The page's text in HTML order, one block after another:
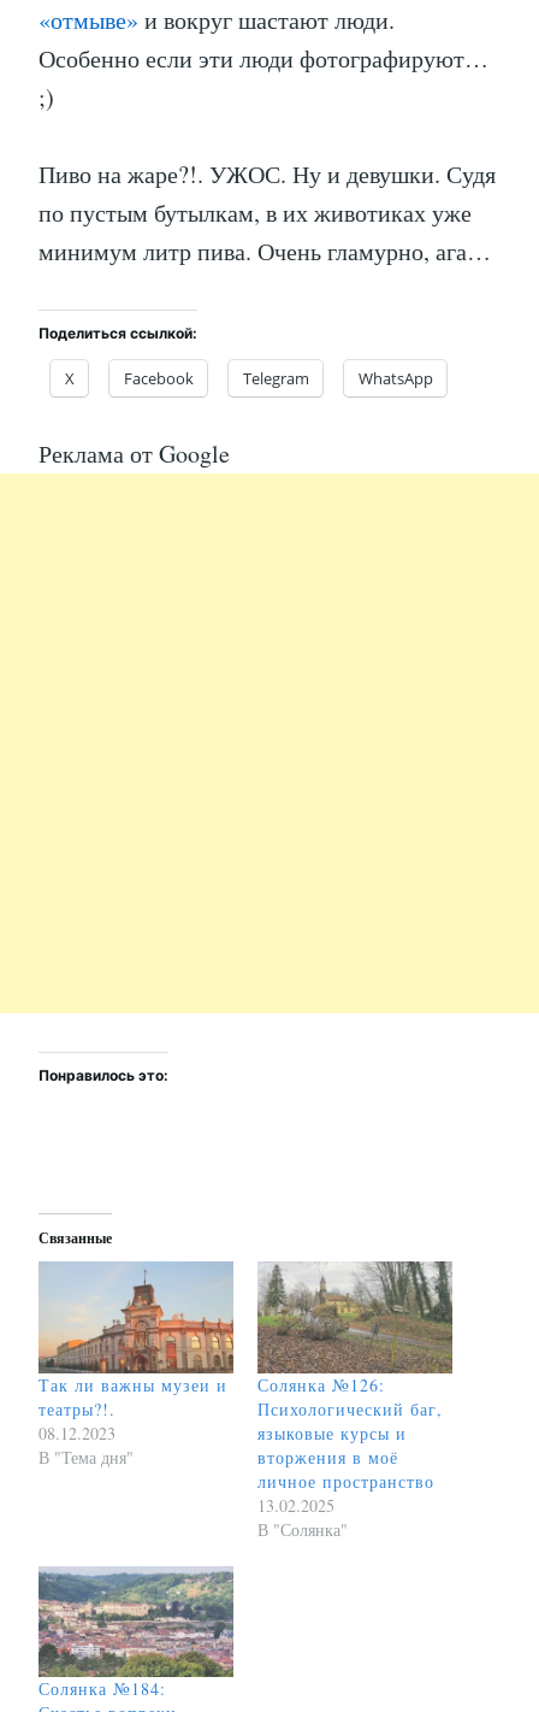
«отмыве» и вокруг шастают люди.
Особенно если эти люди фотографируют…
;)
Пиво на жаре?!. УЖОС. Ну и девушки. Судя
по пустым бутылкам, в их животиках уже
минимум литр пива. Очень гламурно, ага…
Поделиться ссылкой:
X Facebook Telegram WhatsApp
Реклама от Google
Понравилось это:
Связанные
Так ли важны музеи и
театры?!.
08.12.2023
В "Тема дня"
Солянка №126:
Психологический баг,
языковые курсы и
вторжения в моё
личное пространство
13.02.2025
В "Солянка"
Солянка №184: